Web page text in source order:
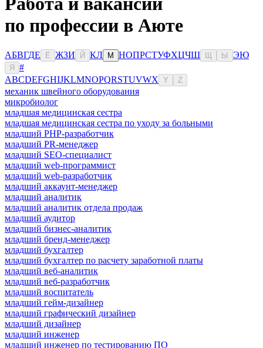
по профессии в Аюте
АБВГДЕ Ё ЖЗИ Й КЛ М НОПРСТУФХЦЧШ Ы ЭЮ
Я
#
ABCDEFGHIJKLMNOPQRSTUVWX Y Z
механик швейного оборудования
микробиолог
младшая медицинская сестра
младшая медицинская сестра по уходу за больными
младший PHP-разработчик
младший PR-менеджер
младший SEO-специалист
младший web-программист
младший web-разработчик
младший аккаунт-менеджер
младший аналитик
младший аналитик отдела продаж
младший аудитор
младший бизнес-аналитик
младший бренд-менеджер
младший бухгалтер
младший бухгалтер по расчету заработной платы
младший веб-аналитик
младший веб-разработчик
младший воспитатель
младший гейм-дизайнер
младший графический дизайнер
младший дизайнер
младший инженер
младший инженер по тестированию ПО